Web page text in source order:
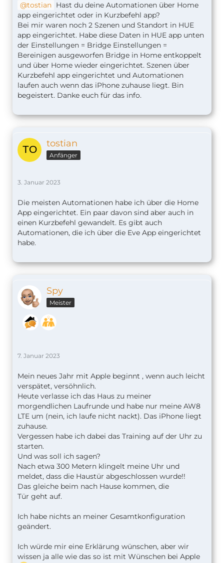
tostian Hast du deine Automationen über Home
app eingerichtet oder in Kurzbefehl app?
Bei mir waren noch 2 Szenen und Standort in HUE
app eingerichtet. Habe diese Daten in HUE app unten
der Einstellungen = Bridge Einstellungen =
Bereinigen ausgeworfen Bridge in Home entkoppelt
und über Home wieder eingerichtet. Szenen über
Kurzbefehl app eingerichtet und Automationen
laufen auch wenn das iPhone zuhause liegt. Bin
begeistert. Danke euch für das info.
tostian
Anfänger
3. Januar 2023
Die meisten Automationen habe ich über die Home
App eingerichtet. Ein paar davon sind aber auch in
einen Kurzbefehl gewandelt. Es gibt auch
Automationen, die ich über die Eve App eingerichtet
habe.
Spy
Meister
7. Januar 2023
Mein neues Jahr mit Apple beginnt , wenn auch leicht
verspätet, versöhnlich.
Heute verlasse ich das Haus zu meiner
morgendlichen Laufrunde und habe nur meine AW8
LTE um (nein, ich laufe nicht nackt). Das iPhone liegt
zuhause.
Vergessen habe ich dabei das Training auf der Uhr zu
starten.
Und was soll ich sagen?
Nach etwa 300 Metern klingelt meine Uhr und
meldet, dass die Haustür abgeschlossen wurde!!
Das gleiche beim nach Hause kommen, die
Tür geht auf.
Ich habe nichts an meiner Gesamtkonfiguration
geändert.
Ich würde mir eine Erklärung wünschen, aber wir
wissen ja alle wie das so ist mit Wünschen bei Apple